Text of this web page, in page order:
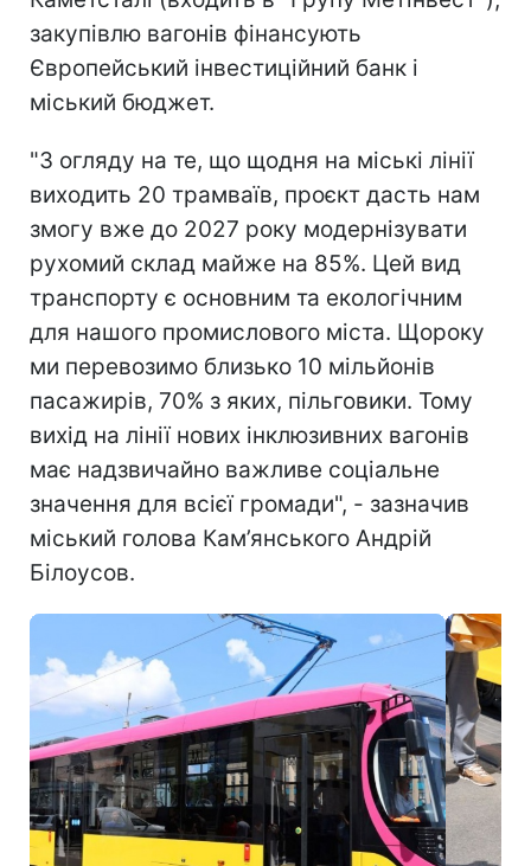
закупівлю вагонів фінансують
Європейський інвестиційний банк і
міський бюджет.
"З огляду на те, що щодня на міські лінії
виходить 20 трамваїв, проєкт дасть нам
змогу вже до 2027 року модернізувати
рухомий склад майже на 85%. Цей вид
транспорту є основним та екологічним
для нашого промислового міста. Щороку
ми перевозимо близько 10 мільйонів
пасажирів, 70% з яких, пільговики. Тому
вихід на лінії нових інклюзивних вагонів
має надзвичайно важливе соціальне
значення для всієї громади", - зазначив
міський голова Кам’янського Андрій
Білоусов.